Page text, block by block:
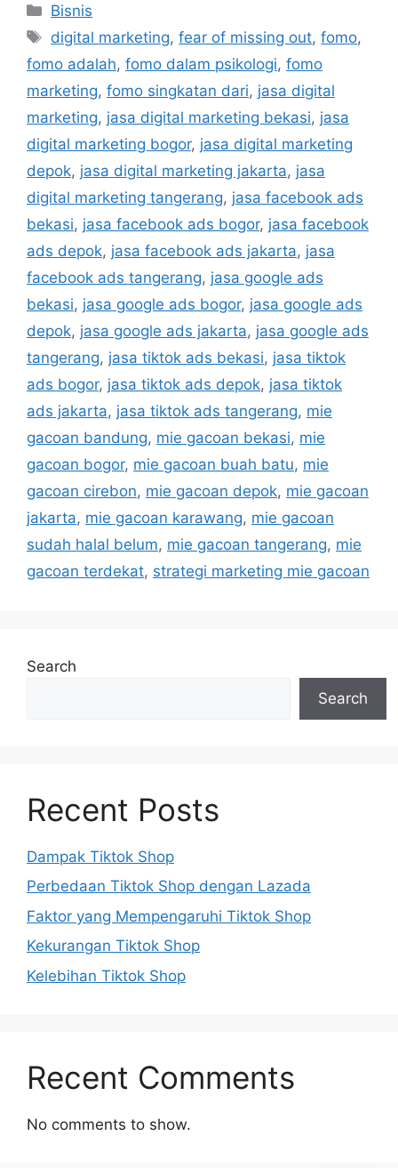
Bisnis
digital marketing,fear of missing out,fomo,
fomo adalah, fomo dalam psikologi, fomo
marketing, fomo singkatan dari, jasa digital
marketing, jasa digital marketing bekasi, jasa
digital marketing bogor, jasa digital marketing
depok, jasa digital marketing jakarta, jasa
digital marketing tangerang, jasa facebook ads
bekasi, jasa facebook ads bogor, jasa facebook
ads depok, jasa facebook ads jakarta, jasa
facebook ads tangerang, jasa google ads
bekasi, jasa google ads bogor, jasa google ads
depok, jasa google ads jakarta, jasa google ads
tangerang, jasa tiktok ads bekasi, jasa tiktok
ads bogor, jasa tiktok ads depok, jasa tiktok
ads jakarta, jasa tiktok ads tangerang, mie
gacoan bandung, mie gacoan bekasi, mie
gacoan bogor, mie gacoan buah batu, mie
gacoan cirebon, mie gacoan depok, mie gacoan
jakarta, mie gacoan karawang, mie gacoan
sudah halal belum, mie gacoan tangerang, mie
gacoan terdekat, strategi marketing mie gacoan
Search
Search
Recent Posts
Dampak Tiktok Shop
Perbedaan Tiktok Shop dengan Lazada
Faktor yang Mempengaruhi Tiktok Shop
Kekurangan Tiktok Shop
Kelebihan Tiktok Shop
Recent Comments
No comments to show.